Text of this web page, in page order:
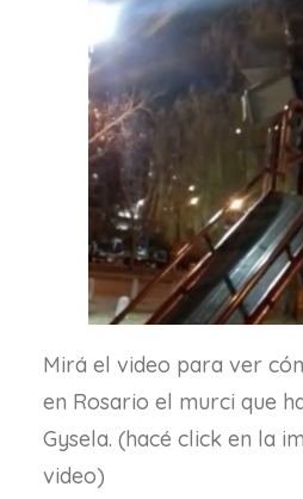
Mirá el video para ver
en Rosario el murci que
Gysela. (hacé click en la
video)